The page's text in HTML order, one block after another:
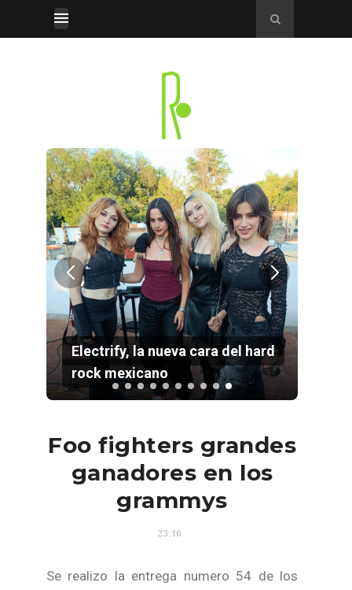
Electrify, la nueva cara del hard
rock mexicano
Foo fighters grandes
ganadores en los
grammys
23:16
Se realizo la entrega numero 54 de los